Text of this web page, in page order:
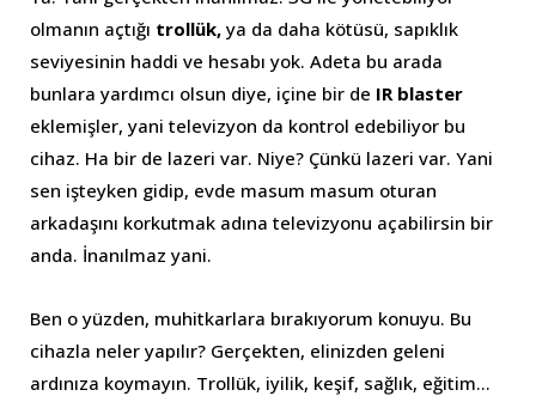
olmanın açtığı trollük, ya da daha kötüsü, sapıklık
seviyesinin haddi ve hesabı yok. Adeta bu arada
bunlara yardımcı olsun diye, içine bir de IR blaster
eklemişler, yani televizyon da kontrol edebiliyor bu
cihaz. Ha bir de lazeri var. Niye? Çünkü lazeri var. Yani
sen işteyken gidip, evde masum masum oturan
arkadaşını korkutmak adına televizyonu açabilirsin bir
anda. İnanılmaz yani.
Ben o yüzden, muhitkarlara bırakıyorum konuyu. Bu
cihazla neler yapılır? Gerçekten, elinizden geleni
ardınıza koymayın. Trollük, iyilik, keşif, sağlık, eğitim…